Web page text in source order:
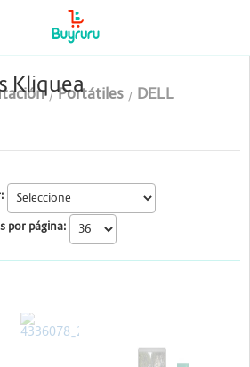
y Seguridad
Redes
KliqueaPortátiles DELL
por página:
DELL